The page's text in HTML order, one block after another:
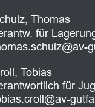
Thomas
für
Tobias
für